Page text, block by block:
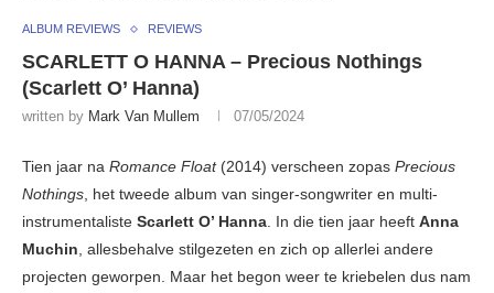
ALBUM REVIEWS REVIEWS
SCARLETT O HANNA – Precious Nothings
(Scarlett O’ Hanna)
written by Mark Van Mullem 07/05/2024
Tien jaar na Romance Float (2014) verscheen zopas Precious
Nothings, het tweede album van singer-songwriter en multi-
instrumentaliste Scarlett O’ Hanna. In die tien jaar heeft Anna
Muchin, allesbehalve stilgezeten en zich op allerlei andere
projecten geworpen. Maar het begon weer te kriebelen dus nam